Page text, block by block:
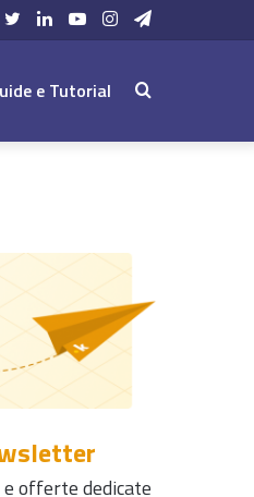
Telegram
Instagram
YouTube
LinkedIn
Twitter
e Tutorial Cerca:
offerte dedicate